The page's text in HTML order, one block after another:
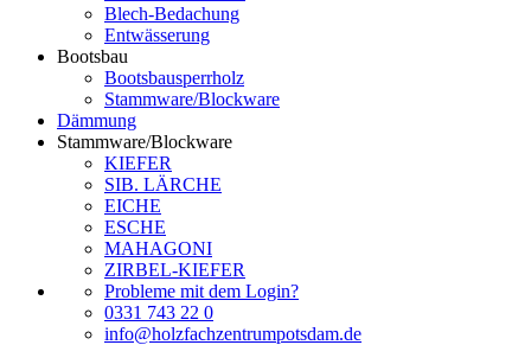
Blech-Bedachung
Entwässerung
Bootsbau
Bootsbausperrholz
Stammware/Blockware
Dämmung
Stammware/Blockware
KIEFER
SIB. LÄRCHE
EICHE
ESCHE
MAHAGONI
ZIRBEL-KIEFER
Probleme mit dem Login?
0331 743 22 0
info@holzfachzentrumpotsdam.de